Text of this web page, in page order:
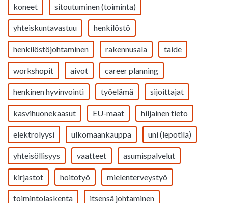
koneet sitoutuminen (toiminta)
yhteiskuntavastuu henkilöstö
henkilöstöjohtaminen rakennusala taide
workshopit aivot career planning
henkinen hyvinvointi työelämä sijoittajat
kasvihuonekaasut EU-maat hiljainen tieto
elektrolyysi ulkomaankauppa uni (lepotila)
yhteisöllisyys vaatteet asumispalvelut
kirjastot hoitotyö mielenterveystyö
toimintolaskenta itsensä johtaminen